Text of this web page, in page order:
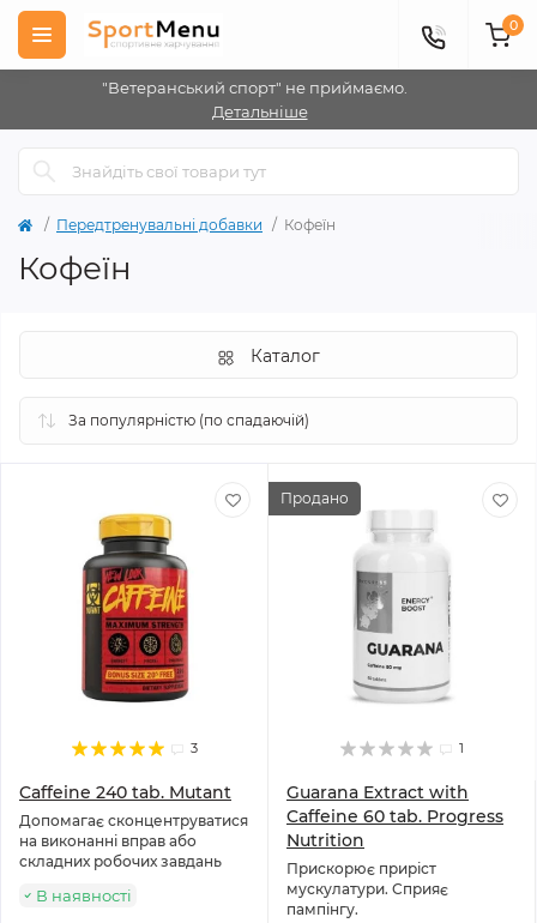
"Ветеранський спорт" не приймаємо.
Детальніше
0
Передтренувальні добавки Кофеїн
Кофеїн
Каталог
3
Caffeine 240 tab. Mutant
Допомагає сконцентруватися
на виконанні вправ або
складних робочих завдань
В наявності
Продано
1
Guarana Extract with
Caffeine 60 tab. Progress
Nutrition
Прискорює приріст
мускулатури. Сприяє
пампінгу.